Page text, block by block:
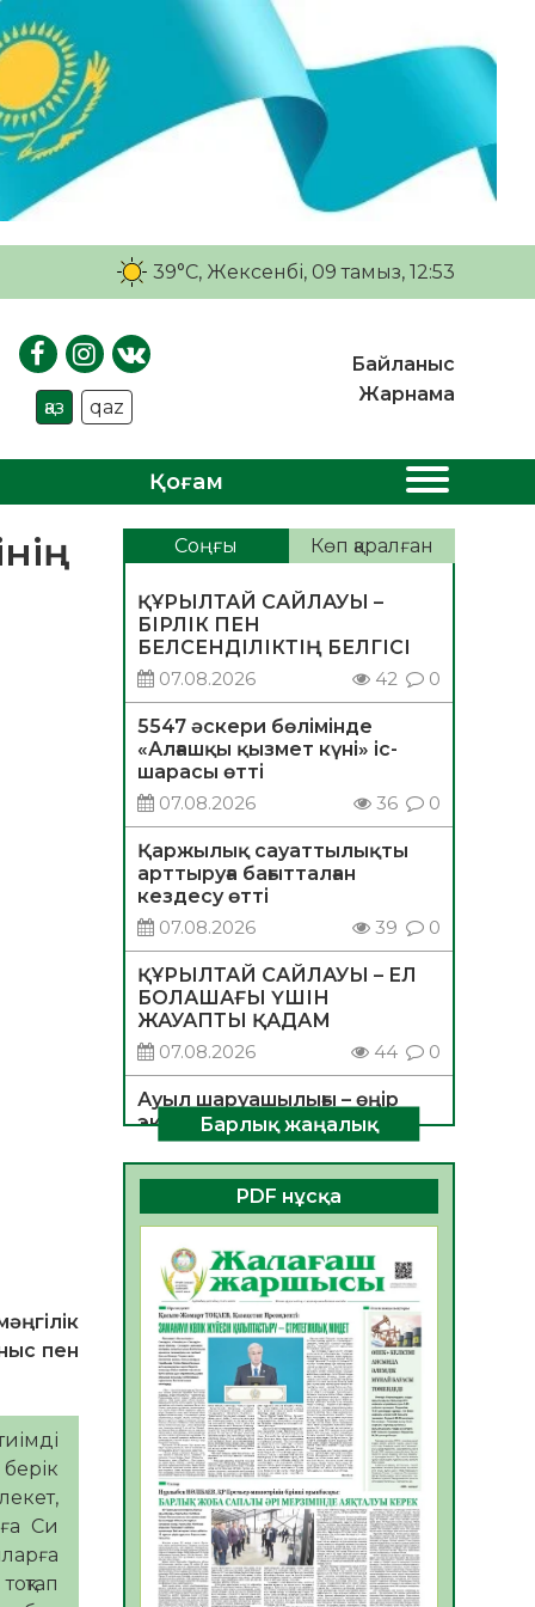
39°C, Жексенбі, 09 тамыз, 12:53
қаз qaz
Байланыс
Жарнама
Қоғам
пен
Си
Соңғы Көп қаралған
ҚҰРЫЛТАЙ САЙЛАУЫ –
БІРЛІК ПЕН
БЕЛСЕНДІЛІКТІҢ БЕЛГІСІ
07.08.2026
42 0
5547 әскери бөлімінде
«Алғашқы қызмет күні» іс-
шарасы өтті
07.08.2026
36 0
Қаржылық сауаттылықты
арттыруға бағытталған
кездесу өтті
07.08.2026
39 0
ҚҰРЫЛТАЙ САЙЛАУЫ – ЕЛ
БОЛАШАҒЫ ҮШІН
ЖАУАПТЫ ҚАДАМ
07.08.2026
44 0
Ауыл шаруашылығы – өңір
экономикасының негізгі
тірегі
06.08.2026
51 0
ҚОҒАМДЫҚ БЕЛСЕНДІЛІК –
ЕЛ ДАМУЫНЫҢ НЕГІЗІ
06.08.2026
49
ҚҰРЫЛТАЙ САЙЛАУЫ –
БОЛАШАҚҚА БАСТАР
ЖАУАПТЫ ТАҢДАУ
06.08.2026
51
Инфекциялық ауруларға
қарсы иммундау
жұмыстарының тиімділігі
06.08.2026
53
Көкжөтел ауруы туралы
Барлық жаңалық
PDF нұсқа